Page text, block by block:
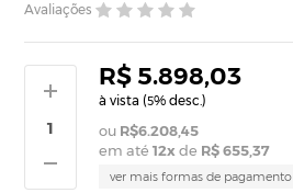
Avaliações
R$ 5.898,03
à vista (5% desc.)
R$6.208,45
em até12x de R$ 655,37
ver mais formas de pagamento